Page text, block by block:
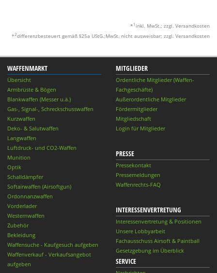
* 1 inkl. MwSt.; zzgl. Versandkosten
*2differenzbesteuert gemäß §25a UStG.;MwSt. nicht ausweisbar; zzgl. Versandkosten
WAFFENMARKT
Übersicht
Armbrüste & Bögen
Blankwaffen (Messer u.ä.)
Gas-, Signal-, Schreckschusswaffen
Kurzwaffen
Deko- & Salutwaffen
Langwaffen
Luftdruck- und CO2-Waffen
Munition
Optik
Schalldämpfer
Softairwaffen (Airsoftgun)
Ordonnanzwaffen
Vorderlader
Westernwaffen
Zubehör
Bekleidung
Waffensuche - Kaufgesuch aufgeben
Waffenverkauf - Verkaufsangebot
aufgeben
MITGLIEDER
Ordentliche Mitglieder (Waffen-
Fachgeschäfte)
Außerordentliche Mitglieder
Fördermitglieder
Mitgliedschaft
Login für Mitglieder
PRESSE
Pressekontakt
Pressemeldungen
Waffenrechts-FAQ
INTERESSENVERTRETUNG
Interessenvertretung & Positionen
Unsere Lobbyarbeit
Fachausschuss Airsoft & Paintball
Gesetzgebung im Überblick
SERVICE